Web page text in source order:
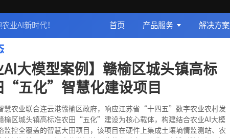
业AI新时代！ 首页 产品服务 解决方案
AI大模型案例】赣榆区城头镇高标
“五化”智慧化建设项目
慧农业联合连云港赣榆区政府，响应江苏省“十四五”数字农业农村发
榆区城头镇高标准农田“五化”建设为核心载体，构建结合农业AI大模
监控全覆盖的智慧大田项目，该项目在硬件上集成土壤墒情监测站、农